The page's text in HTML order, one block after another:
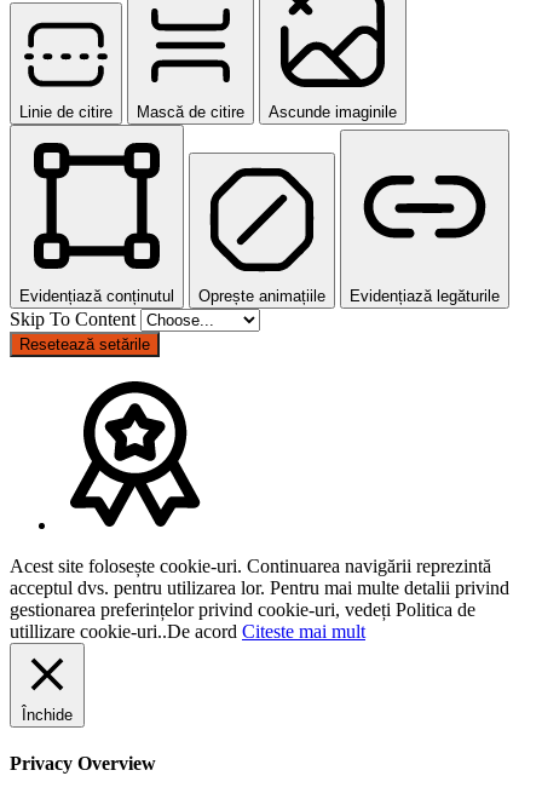
Linie de citire Mască de citire Ascunde imaginile
Evidențiază conținutul Oprește animațiile Evidențiază legăturile
Skip To Content
Resetează setările
Acest site folosește cookie-uri. Continuarea navigării reprezintă
acceptul dvs. pentru utilizarea lor. Pentru mai multe detalii privind
gestionarea preferințelor privind cookie-uri, vedeți Politica de
utillizare cookie-uri..De acord Citeste mai mult
Închide
Privacy Overview